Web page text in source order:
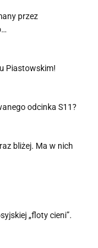
przez
Piastowskim!
odcinka S11?
bliżej. Ma w nich
„floty cieni”.